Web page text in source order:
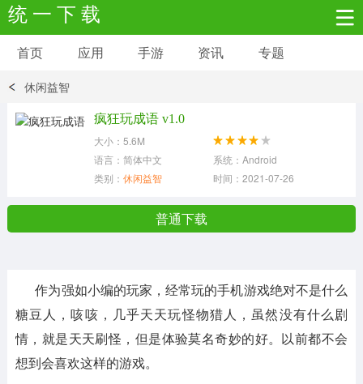
统 一 下 载
安卓应用 安卓游戏
系统工具 其它应用
首页 应用 手游 资讯 专题
休闲益智
疯狂玩成语 v1.0
大小：5.6M
语言：简体中文
系统：Android
类别： 休闲益智 时间：2021-07-26
普通下载
作为强如小编的玩家，经常玩的手机游戏绝对不是什么
糖豆人，咳咳，几乎天天玩怪物猎人，虽然没有什么剧
情，就是天天刷怪，但是体验莫名奇妙的好。以前都不会
想到会喜欢这样的游戏。